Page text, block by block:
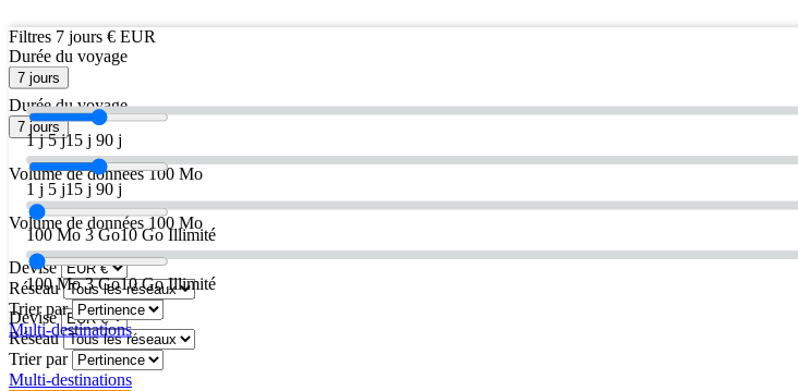
Filtres 7 jours € EUR
Durée du voyage
7 jours
1 j 5 j15 j 90 j
Volume de données 100 Mo
100 Mo 3 Go10 Go Illimité
Devise
Réseau
Trier par
Multi-destinations
Durée du voyage
7 jours
1 j 5 j15 j 90 j
Volume de données 100 Mo
100 Mo 3 Go10 Go Illimité
Devise
Réseau
Trier par
Multi-destinations